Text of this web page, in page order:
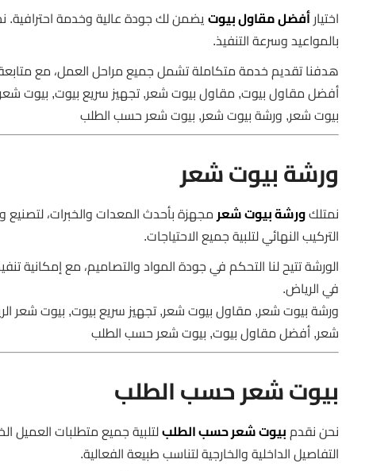
اختيارأفضل مقاول بيوتيضمن لك جودة عالية وخدمة احترافية.
بالمواعيد وسرعة التنفيذ.
هدفنا تقديم خدمة متكاملة تشمل جميع مراحل العمل، مع
أفضل مقاول بيوت, مقاول بيوت شعر, تجهيز سريع بيوت, بيوت شعر
بيوت شعر, ورشة بيوت شعر, بيوت شعر حسب الطلب
ورشة بيوت شعر
نمتلكورشة بيوت شعرمجهزة بأحدث المعدات والخبرات، لتصنيع
التركيب النهائي لتلبية جميع الاحتياجات.
الورشة تتيح لنا التحكم في جودة المواد والتصاميم، مع إمكانية
في الرياض.
ورشة بيوت شعر, مقاول بيوت شعر, تجهيز سريع بيوت, بيوت شعر
شعر, أفضل مقاول بيوت, بيوت شعر حسب الطلب
بيوت شعر حسب الطلب
نحن نقدمبيوت شعر حسب الطلبلتلبية جميع متطلبات
التفاصيل الداخلية والخارجية لتناسب طبيعة الفعالية.